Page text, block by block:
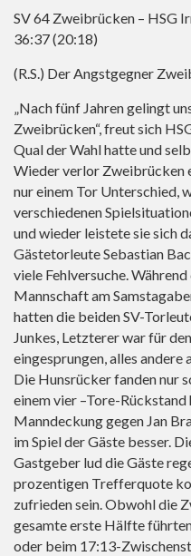
SV 64 Zweibrücken – HSG
36:37 (20:18)
(R.S.) Der Angstgegner
„Nach fünf Jahren gelingt
Zweibrücken“, freut sich
Qual der Wahl hatte und
Wieder verlor Zweibrücken
nur einem Tor Unterschied,
verschiedenen
und wieder leistete sie sich
Gästetorleute Sebastian
viele Fehlversuche.
Mannschaft am
hatten die beiden SV-
Junkes, Letzterer war für
eingesprungen, alles andere
Die Hunsrücker fanden nur
einem vier –Tore-Rückstand
Manndeckung gegen Jan
im Spiel der Gäste besser.
Gastgeber lud die Gäste
prozentigen Trefferquote
zufrieden sein. Obwohl die
gesamte erste Hälfte
oder beim 17:13-